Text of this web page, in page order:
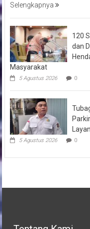
Selengkapnya
120
dan
Masyarakat
5 Agustus 2026 0
5 Agustus 2026 0